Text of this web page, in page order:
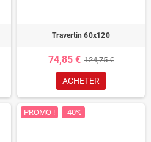
Travertin 60x120
74,85 € 124,75 €
ACHETER
PROMO ! -40%